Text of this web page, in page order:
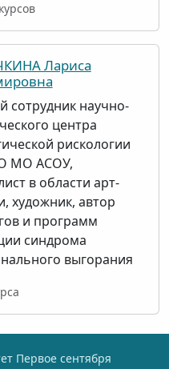
Лариса
сотрудник научно-
центра
рискологии
МО АСОУ,
в области арт-
художник, автор
и программ
синдрома
выгорания
Первое сентября